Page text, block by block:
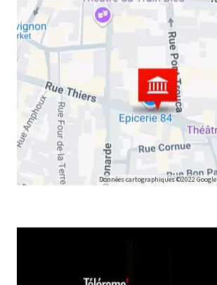
Données cartographiques ©2022 Google